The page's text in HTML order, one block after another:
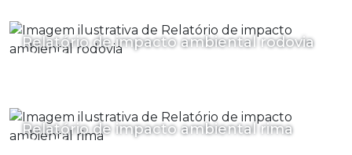
Relatório de impacto ambiental rodovia
Relatório de impacto ambiental rima